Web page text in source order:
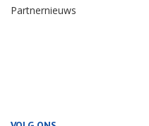
Partnernieuws